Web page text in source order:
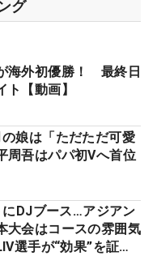
グ
海外初優勝！ 最終日
ト【動画】
娘は「ただただ可愛
吾はパパ初Vへ首位
DJブース…アジアン
大会はコースの雰囲気
選手が“効果”を証言